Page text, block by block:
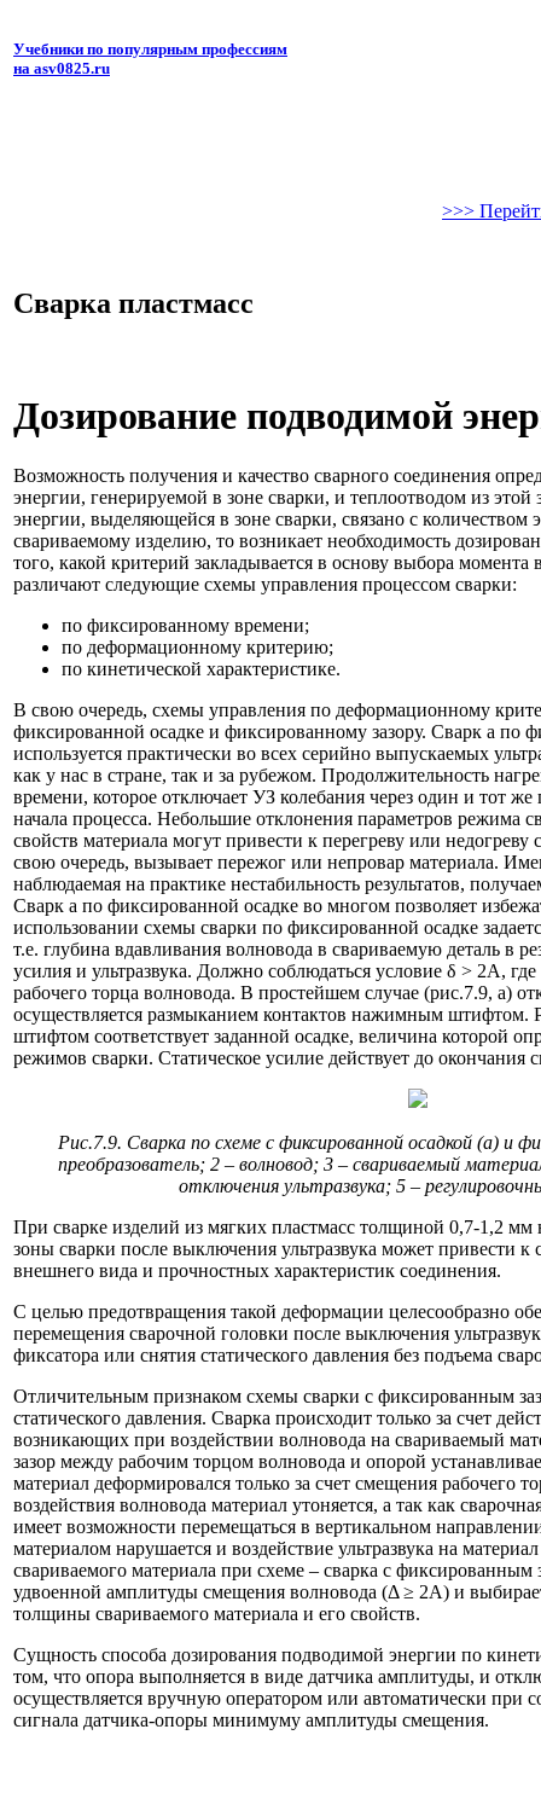
Учебники по популярным профессиям
на asv0825.ru
>>>
Сварка пластмасс
Дозирование подводимой
Возможность получения и качество сварного соединения
энергии, генерируемой в зоне сварки, и теплоотводом из этой
энергии, выделяющейся в зоне сварки, связано с количеством
свариваемому изделию, то возникает необходимость
того, какой критерий закладывается в основу выбора
различают следующие схемы управления процессом сварки:
по фиксированному времени;
по деформационному критерию;
по кинетической характеристике.
В свою очередь, схемы управления по деформационному
фиксированной осадке и фиксированному зазору. Сварк а по
используется практически во всех серийно выпускаемых
как у нас в стране, так и за рубежом. Продолжительность
времени, которое отключает УЗ колебания через один и тот
начала процесса. Небольшие отклонения параметров режима
свойств материала могут привести к перегреву или недогреву
свою очередь, вызывает пережог или непровар материала.
наблюдаемая на практике нестабильность результатов,
Сварк а по фиксированной осадке во многом позволяет
использовании схемы сварки по фиксированной осадке
т.е. глубина вдавливания волновода в свариваемую деталь в
усилия и ультразвука. Должно соблюдаться условие δ > 2А,
рабочего торца волновода. В простейшем случае (рис.7.9, а)
осуществляется размыканием контактов нажимным штифтом.
штифтом соответствует заданной осадке, величина которой
режимов сварки. Статическое усилие действует до окончания
Рис.7.9. Сварка по схеме с фиксированной осадкой (а) и
преобразователь; 2 – волновод; 3 – свариваемый
отключения ультразвука; 5 –
При сварке изделий из мягких пластмасс толщиной 0,7-1,2 мм
зоны сварки после выключения ультразвука может привести
внешнего вида и прочностных характеристик соединения.
С целью предотвращения такой деформации целесообразно
перемещения сварочной головки после выключения
фиксатора или снятия статического давления без подъема
Отличительным признаком схемы сварки с фиксированным
статического давления. Сварка происходит только за счет
возникающих при воздействии волновода на свариваемый
зазор между рабочим торцом волновода и опорой
материал деформировался только за счет смещения рабочего
воздействия волновода материал утоняется, а так как
имеет возможности перемещаться в вертикальном
материалом нарушается и воздействие ультразвука на
свариваемого материала при схеме – сварка с фиксированным
удвоенной амплитуды смещения волновода (Δ ≥ 2А) и
толщины свариваемого материала и его свойств.
Сущность способа дозирования подводимой энергии по
том, что опора выполняется в виде датчика амплитуды, и
осуществляется вручную оператором или автоматически при
сигнала датчика-опоры минимуму амплитуды смещения.